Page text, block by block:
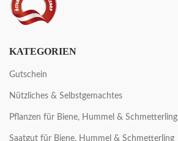
KATEGORIEN
Gutschein
Nützliches & Selbstgemachtes
Pflanzen für Biene, Hummel & Schmetterling
Saatgut für Biene, Hummel & Schmetterling